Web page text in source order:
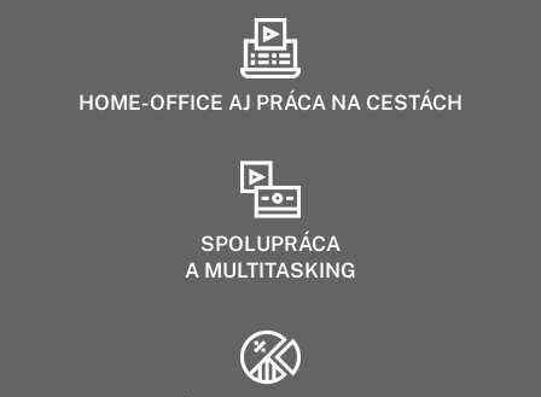
HOME-OFFICE AJ PRÁCA NA CESTÁCH
SPOLUPRÁCA
A MULTITASKING